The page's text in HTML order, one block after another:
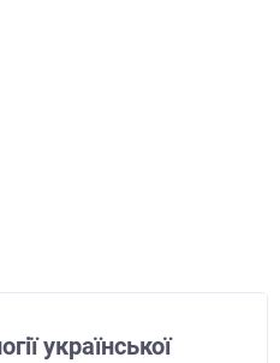
української